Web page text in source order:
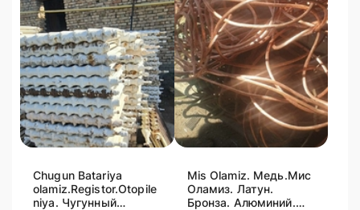
Chugun Batariya
olamiz.Registor.Otopile
niya. Чугунный
Mis Olamiz. Медь.Мис
Оламиз. Латун.
Бронза. Алюминий.